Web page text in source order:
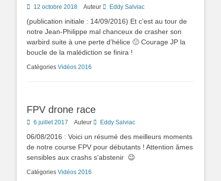
Posted
12 octobre 2018 Auteur Eddy Salviac
(publication initiale : 14/09/2016) Et c’est au tour de
notre Jean-Philippe mal chanceux de crasher son
warbird suite à une perte d’hélice 🙁 Courage JP la
boucle de la malédiction se finira !
Catégories Vidéos 2016
FPV drone race
Posted
6 juillet 2017 Auteur Eddy Salviac
06/08/2016 : Voici un résumé des meilleurs moments
de notre course FPV pour débutants ! Attention âmes
sensibles aux crashs s’abstenir 😉
Catégories Vidéos 2016